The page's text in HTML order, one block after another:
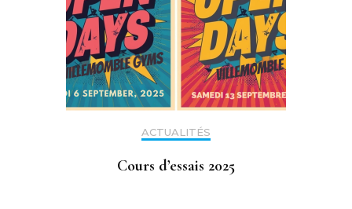
ACTUALITÉS
Cours d’essais 2025